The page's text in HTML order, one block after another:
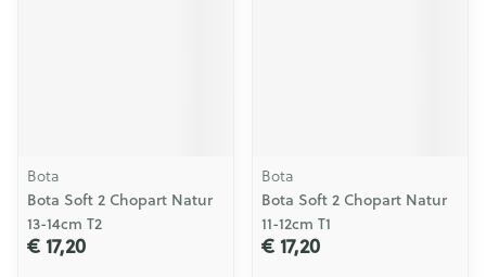
Bota
Bota Soft 2 Chopart Natur
13-14cm T2
€ 17,20
Bota
Bota Soft 2 Chopart Natur
11-12cm T1
€ 17,20